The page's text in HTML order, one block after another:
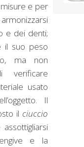
e per
e dei denti;
il suo peso
ma non
verificare
usato
Il
il ciuccio
e la